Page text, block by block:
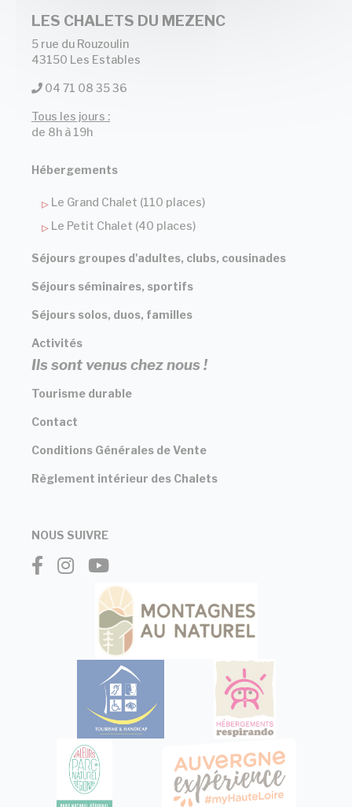
LES CHALETS DU MEZENC
5 rue du Rouzoulin
43150 Les Estables
04 71 08 35 36
Tous les jours :
de 8h à 19h
Hébergements
Le Grand Chalet (110 places)
Le Petit Chalet (40 places)
Séjours groupes d'adultes, clubs, cousinades
Séjours séminaires, sportifs
Séjours solos, duos, familles
Activités
Ils sont venus chez nous !
Tourisme durable
Contact
Conditions Générales de Vente
Règlement intérieur des Chalets
NOUS SUIVRE